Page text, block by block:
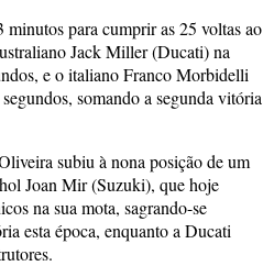
para cumprir as 25 voltas ao
Jack Miller (Ducati) na
e o italiano Franco Morbidelli
somando a segunda vitória
subiu à nona posição de um
Joan Mir (Suzuki), que hoje
na sua mota, sagrando-se
esta época, enquanto a Ducati